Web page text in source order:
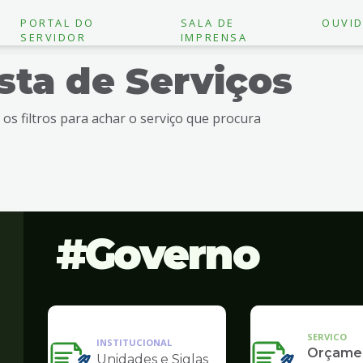
PORTAL DO
SERVIDOR
SALA DE
IMPRENSA
de Serviços
os filtros para achar o serviço que procura
Governo
INSTITUCIONAL
Unidades e Siglas
SERVICO